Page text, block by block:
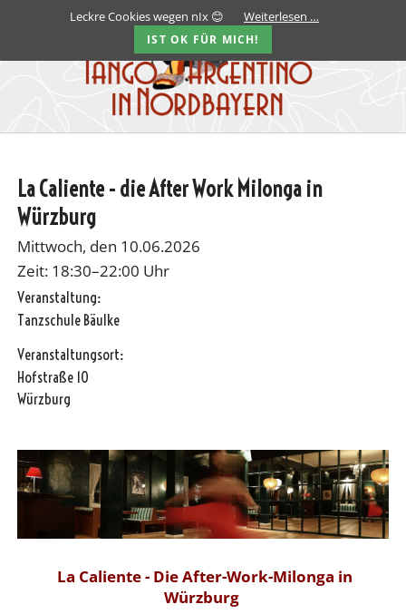
La Caliente - die After Work Milonga in
Würzburg
Mittwoch, den 10.06.2026
Zeit: 18:30–22:00 Uhr
Veranstaltung:
Tanzschule Bäulke
Veranstaltungsort:
Hofstraße 10
Würzburg
La Caliente - Die After-Work-Milonga in
Würzburg
Leckre Cookies wegen nIx 😊 Weiterlesen …
IST OK FÜR MICH!